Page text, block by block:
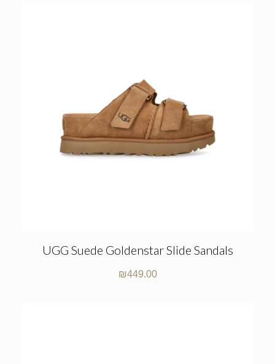
UGG Suede Goldenstar Slide Sandals
₪449.00